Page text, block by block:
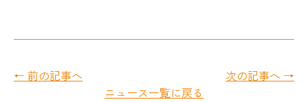
← 前の記事へ
次の記事へ →
ニュース一覧に戻る